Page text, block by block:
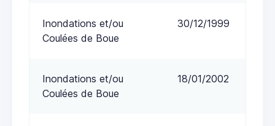
Inondations et/ou
Coulées de Boue
30/12/1999
Inondations et/ou
Coulées de Boue
18/01/2002